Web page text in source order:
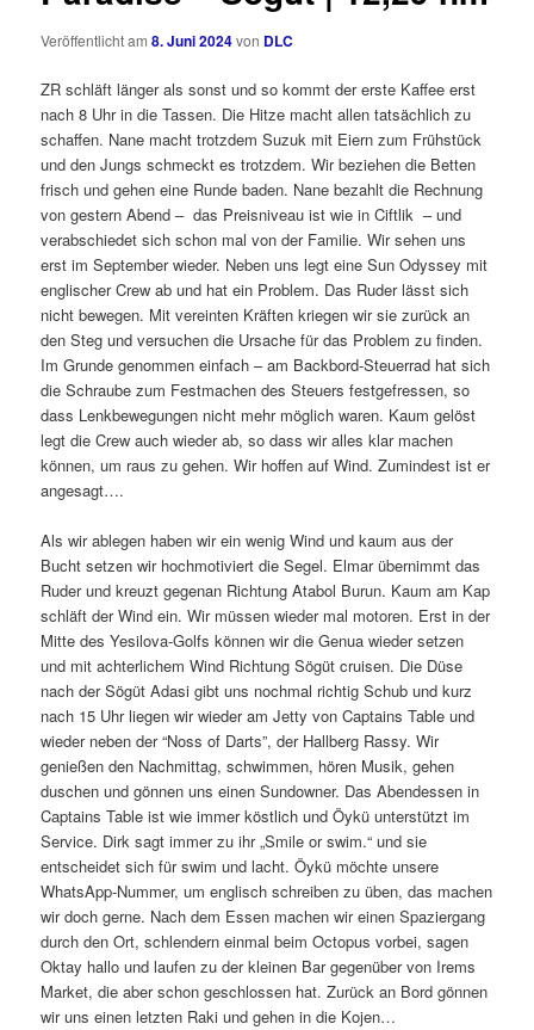
Veröffentlicht am8. Juni 2024von DLC
ZR schläft länger als sonst und so kommt der erste Kaffee erst
nach 8 Uhr in die Tassen. Die Hitze macht allen tatsächlich zu
schaffen. Nane macht trotzdem Suzuk mit Eiern zum Frühstück
und den Jungs schmeckt es trotzdem. Wir beziehen die Betten
frisch und gehen eine Runde baden. Nane bezahlt die Rechnung
von gestern Abend – das Preisniveau ist wie in Ciftlik – und
verabschiedet sich schon mal von der Familie. Wir sehen uns
erst im September wieder. Neben uns legt eine Sun Odyssey mit
englischer Crew ab und hat ein Problem. Das Ruder lässt sich
nicht bewegen. Mit vereinten Kräften kriegen wir sie zurück an
den Steg und versuchen die Ursache für das Problem zu finden.
Im Grunde genommen einfach – am Backbord-Steuerrad hat sich
die Schraube zum Festmachen des Steuers festgefressen, so
dass Lenkbewegungen nicht mehr möglich waren. Kaum gelöst
legt die Crew auch wieder ab, so dass wir alles klar machen
können, um raus zu gehen. Wir hoffen auf Wind. Zumindest ist er
angesagt….
Als wir ablegen haben wir ein wenig Wind und kaum aus der
Bucht setzen wir hochmotiviert die Segel. Elmar übernimmt das
Ruder und kreuzt gegenan Richtung Atabol Burun. Kaum am Kap
schläft der Wind ein. Wir müssen wieder mal motoren. Erst in der
Mitte des Yesilova-Golfs können wir die Genua wieder setzen
und mit achterlichem Wind Richtung Sögüt cruisen. Die Düse
nach der Sögüt Adasi gibt uns nochmal richtig Schub und kurz
nach 15 Uhr liegen wir wieder am Jetty von Captains Table und
wieder neben der “Noss of Darts”, der Hallberg Rassy. Wir
genießen den Nachmittag, schwimmen, hören Musik, gehen
duschen und gönnen uns einen Sundowner. Das Abendessen in
Captains Table ist wie immer köstlich und Öykü unterstützt im
Service. Dirk sagt immer zu ihr „Smile or swim.“ und sie
entscheidet sich für swim und lacht. Öykü möchte unsere
WhatsApp-Nummer, um englisch schreiben zu üben, das machen
wir doch gerne. Nach dem Essen machen wir einen Spaziergang
durch den Ort, schlendern einmal beim Octopus vorbei, sagen
Oktay hallo und laufen zu der kleinen Bar gegenüber von Irems
Market, die aber schon geschlossen hat. Zurück an Bord gönnen
wir uns einen letzten Raki und gehen in die Kojen…